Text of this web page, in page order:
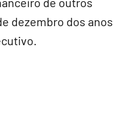
dezembro dos anos